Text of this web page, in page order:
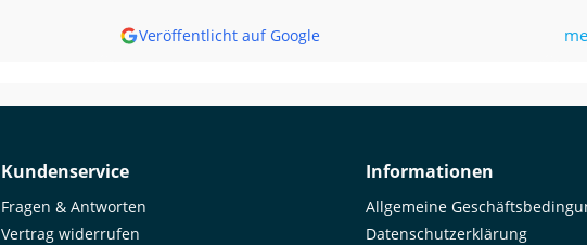
Veröffentlicht auf Google
Kundenservice
Fragen & Antworten
Vertrag widerrufen
Informationen
Allgemeine
Datenschutzerklärung